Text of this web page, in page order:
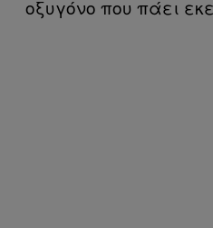
οξυγόνο που πάει